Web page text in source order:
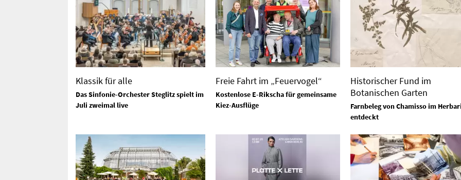
Klassik für alle
Das Sinfonie-Orchester Steglitz spielt im
Juli zweimal live
Freie Fahrt im „Feuervogel“
Kostenlose E-Rikscha für gemeinsame
Kiez-Ausflüge
Historischer Fund im
Botanischen Garten
Farnbeleg von Chamisso im
entdeckt